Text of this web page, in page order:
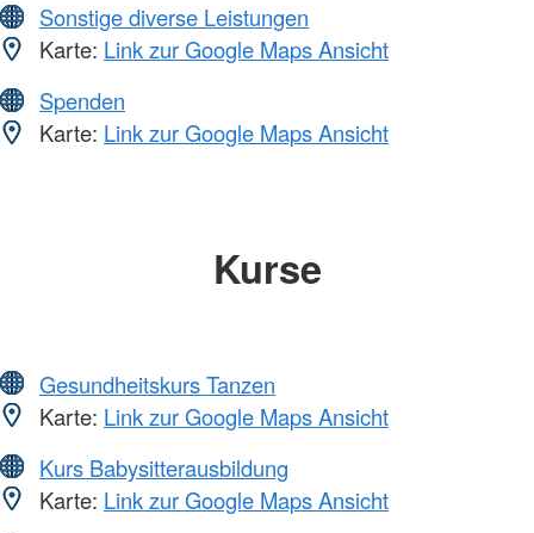
Sonstige diverse Leistungen
Karte: Link zur Google Maps Ansicht
Spenden
Karte: Link zur Google Maps Ansicht
Kurse
Gesundheitskurs Tanzen
Karte: Link zur Google Maps Ansicht
Kurs Babysitterausbildung
Karte: Link zur Google Maps Ansicht